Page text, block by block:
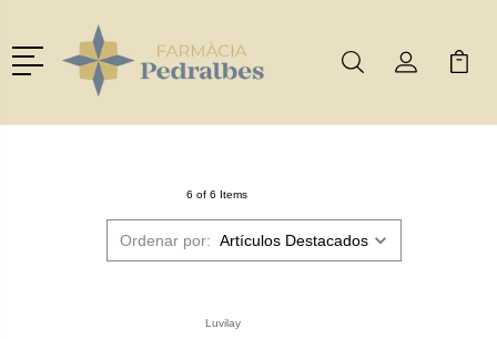
Menú
BuscarMi Cuenta
Mi
6 of 6 Items
Ordenar por:
Luvilay